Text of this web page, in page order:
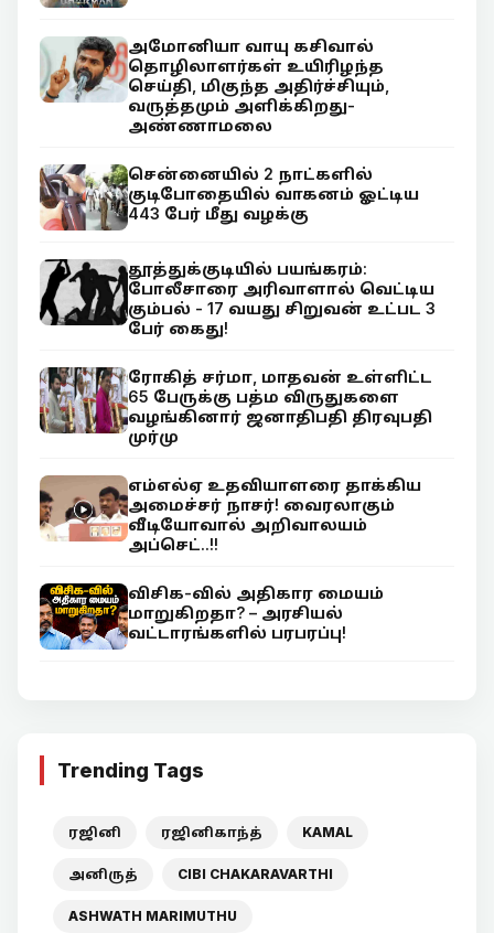
அமோனியா வாயு கசிவால்
தொழிலாளர்கள் உயிரிழந்த
செய்தி, மிகுந்த அதிர்ச்சியும்,
வருத்தமும் அளிக்கிறது-
அண்ணாமலை
சென்னையில் 2 நாட்களில்
குடிபோதையில் வாகனம் ஓட்டிய
443 பேர் மீது வழக்கு
தூத்துக்குடியில் பயங்கரம்:
போலீசாரை அரிவாளால் வெட்டிய
கும்பல் - 17 வயது சிறுவன் உட்பட 3
பேர் கைது!
ரோகித் சர்மா, மாதவன் உள்ளிட்ட
65 பேருக்கு பத்ம விருதுகளை
வழங்கினார் ஜனாதிபதி திரவுபதி
முர்மு
எம்எல்ஏ உதவியாளரை தாக்கிய
அமைச்சர் நாசர்! வைரலாகும்
வீடியோவால் அறிவாலயம்
அப்செட்..!!
விசிக-வில் அதிகார மையம்
மாறுகிறதா? – அரசியல்
வட்டாரங்களில் பரபரப்பு!
Trending Tags
ரஜினி ரஜினிகாந்த் KAMAL
அனிருத் CIBI CHAKARAVARTHI
ASHWATH MARIMUTHU